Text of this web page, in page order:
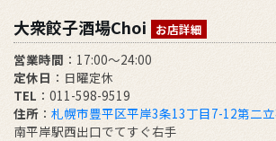
大衆餃子酒場Choi お店詳細
営業時間 ：17:00～24:00
定休日 ：日曜定休
TEL ：011-598-9519
住所 ： 札幌市豊平区平岸3条13丁目7-12第二
南平岸駅西出口でてすぐ右手